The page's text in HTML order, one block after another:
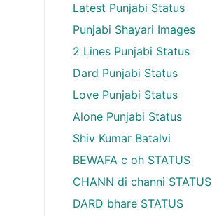
Latest Punjabi Status
Punjabi Shayari Images
2 Lines Punjabi Status
Dard Punjabi Status
Love Punjabi Status
Alone Punjabi Status
Shiv Kumar Batalvi
BEWAFA c oh STATUS
CHANN di channi STATUS
DARD bhare STATUS